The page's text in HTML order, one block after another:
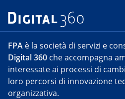
FPA è la società di servizi e
Digital 360 che accompagna
interessate ai processi di
loro percorsi di innovazione
organizzativa.